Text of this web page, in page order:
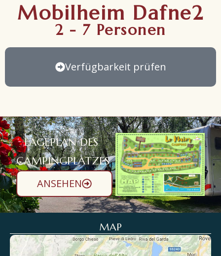
Mobilheim Dafne2
2 - 7 Personen
Verfügbarkeit prüfen
LAGEPLAN DES
CAMPINGPLATZES
ANSEHEN
MAP